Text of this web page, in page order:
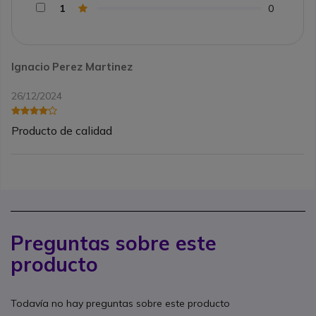
Ignacio Perez Martinez
26/12/2024
Producto de calidad
1 0
Preguntas sobre este
producto
Todavía no hay preguntas sobre este producto